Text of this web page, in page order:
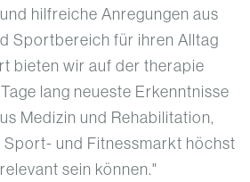
hilfreiche Anregungen aus
Sportbereich für ihren Alltag
bieten wir auf der therapie
lang neueste Erkenntnisse
Medizin und Rehabilitation,
Sport- und Fitnessmarkt höchst
sein können."